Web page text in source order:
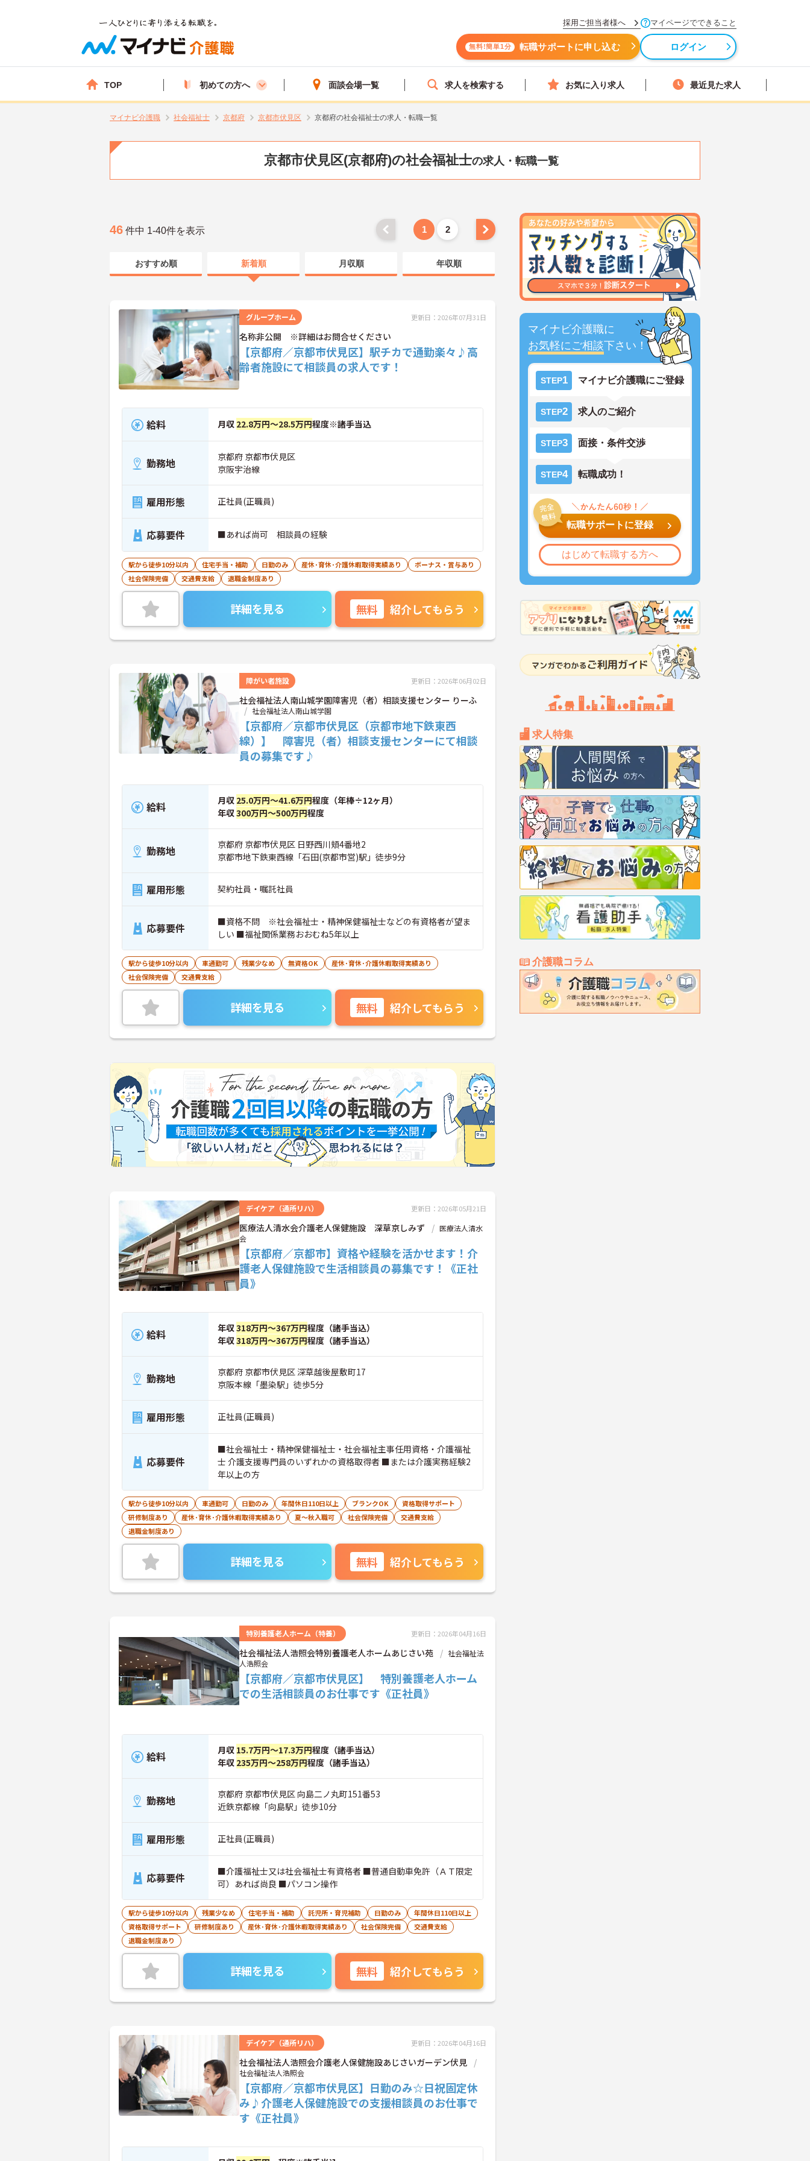
採用ご担当者様へ マイページでできること
無料!簡単1分 転職サポートに申し込む ログイン
TOP 初めての方へ 面談会場一覧 求人を検索する お気に入り求人 最近見た求人
マイナビ介護職 社会福祉士 京都府 京都市伏見区 京都府の社会福祉士の求人・転職一覧
京都市伏見区(京都府)の社会福祉士の求人・転職一覧
マイナビ介護職に
お気軽にご相談下さい！
STEP1 マイナビ介護職にご登録
STEP2 求人のご紹介
STEP3 面接・条件交渉
STEP4 転職成功！
転職サポートに登録
はじめて転職する方へ
求人特集
介護職コラム
46 件中 1-40件を表示 1 2
おすすめ順 新着順 月収順 年収順
グループホーム 更新日：2026年07月31日
名称非公開 ※詳細はお問合せください
【京都府／京都市伏見区】駅チカで通勤楽々♪高
齢者施設にて相談員の求人です！
給料 月収 22.8万円～28.5万円程度※諸手当込
勤務地
京都府 京都市伏見区
京阪宇治線
雇用形態 正社員(正職員)
応募要件 ■あれば尚可 相談員の経験
駅から徒歩10分以内 住宅手当・補助 日勤のみ 産休･育休･介護休暇取得実績あり
ボーナス・賞与あり
社会保険完備
交通費支給 退職金制度あり
詳細を見る 無料 紹介してもらう
障がい者施設 更新日：2026年06月02日
社会福祉法人南山城学園障害児（者）相談支援センター りーふ
社会福祉法人南山城学園
【京都府／京都市伏見区（京都市地下鉄東西
線）】 障害児（者）相談支援センターにて相談
員の募集です♪
給料 月収 25.0万円～41.6万円程度（年棒÷12ヶ月）
年収300万円～500万円程度
勤務地
京都府 京都市伏見区 日野西川頬4番地2
京都市地下鉄東西線「石田(京都市営)駅」徒歩9分
雇用形態 契約社員・嘱託社員
応募要件
■資格不問 ※社会福祉士・精神保健福祉士などの有資格者が望ま
しい ■福祉関係業務おおむね5年以上
駅から徒歩10分以内 車通勤可 残業少なめ 無資格OK
産休･育休･介護休暇取得実績あり
社会保険完備
交通費支給
詳細を見る 無料 紹介してもらう
デイケア（通所リハ） 更新日：2026年05月21日
医療法人清水会介護老人保健施設 深草京しみず
医療法人清水
会
【京都府／京都市】資格や経験を活かせます！介
護老人保健施設で生活相談員の募集です！《正社
員》
給料 年収318万円～367万円程度（諸手当込）
年収318万円～367万円程度（諸手当込）
勤務地
京都府 京都市伏見区 深草越後屋敷町17
京阪本線「墨染駅」徒歩5分
雇用形態 正社員(正職員)
応募要件
■社会福祉士・精神保健福祉士・社会福祉主事任用資格・介護福祉
士 介護支援専門員のいずれかの資格取得者 ■または介護実務経験2
年以上の方
駅から徒歩10分以内 車通勤可 日勤のみ 年間休日110日以上 ブランクOK
資格取得サポート
研修制度あり
産休･育休･介護休暇取得実績あり 夏～秋入職可 社会保険完備
交通費支給
退職金制度あり
詳細を見る 無料 紹介してもらう
特別養護老人ホーム（特養） 更新日：2026年04月16日
社会福祉法人浩照会特別養護老人ホームあじさい苑
社会福祉法
人浩照会
【京都府／京都市伏見区】 特別養護老人ホーム
での生活相談員のお仕事です《正社員》
給料 月収 15.7万円～17.3万円程度（諸手当込）
年収 235万円～258万円程度（諸手当込）
勤務地
京都府 京都市伏見区 向島二ノ丸町151番53
近鉄京都線「向島駅」徒歩10分
雇用形態 正社員(正職員)
応募要件
■介護福祉士又は社会福祉士有資格者 ■普通自動車免許（ＡＴ限定
可）あれば尚良 ■パソコン操作
駅から徒歩10分以内 残業少なめ 住宅手当・補助 託児所・育児補助 日勤のみ
年間休日110日以上
資格取得サポート
研修制度あり 産休･育休･介護休暇取得実績あり 社会保険完備
交通費支給
退職金制度あり
詳細を見る 無料 紹介してもらう
デイケア（通所リハ） 更新日：2026年04月16日
社会福祉法人浩照会介護老人保健施設あじさいガーデン伏見
社会福祉法人浩照会
【京都府／京都市伏見区】日勤のみ☆日祝固定休
み♪介護老人保健施設での支援相談員のお仕事で
す《正社員》